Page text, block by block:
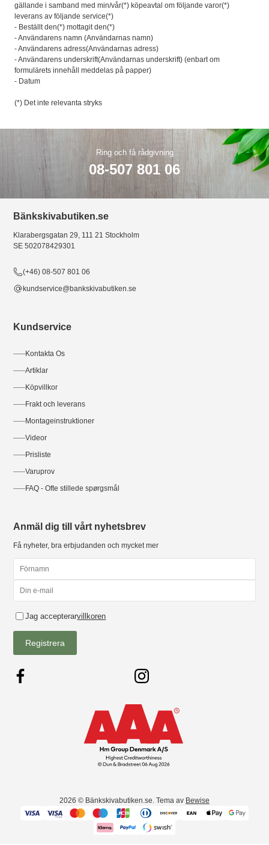
gällande i samband med min/vår(*) köpeavtal om följande varor(*)
leverans av följande service(*)
- Beställt den(*) mottagit den(*)
- Användarens namn (Användarnas namn)
- Användarens adress(Användarnas adress)
- Användarens underskrift(Användarnas underskrift) (enbart om
formulärets innehåll meddelas på papper)
- Datum
(*) Det inte relevanta stryks
Ring och få rådgivning
08-507 801 06
Bänkskivabutiken.se
Klarabergsgatan 29, 111 21 Stockholm
SE 502078429301
(+46) 08-507 801 06
kundservice@bankskivabutiken.se
Kundservice
Kontakta Os
Artiklar
Köpvillkor
Frakt och leverans
Montageinstruktioner
Videor
Prisliste
Varuprov
FAQ - Ofte stillede spørgsmål
Anmäl dig till vårt nyhetsbrev
Få nyheter, bra erbjudanden och mycket mer
Jag accepterarvillkoren
Registrera
2026 © Bänkskivabutiken.se. Tema av Bewise